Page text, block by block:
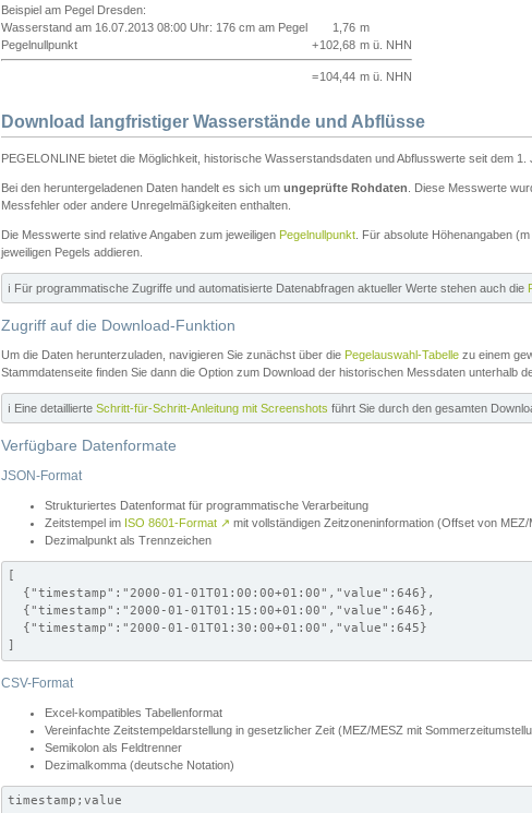
Beispiel am Pegel Dresden:
Wasserstand am 16.07.2013 08:00 Uhr: 176 cm am Pegel
1,76 m
Pegelnullpunkt
+102,68 m ü. NHN
=104,44 m ü. NHN
Download langfristiger Wasserstände und Abflüsse
PEGELONLINE bietet die Möglichkeit, historische Wasserstandsdaten und Abflusswerte seit dem 1.
Bei den heruntergeladenen Daten handelt es sich um ungeprüfte Rohdaten . Diese Messwerte
Messfehler oder andere Unregelmäßigkeiten enthalten.
Die Messwerte sind relative Angaben zum jeweiligen Pegelnullpunkt . Für absolute Höhenangaben
jeweiligen Pegels addieren.
ℹ️ Für programmatische Zugriffe und automatisierte Datenabfragen aktueller Werte stehen auch die
Zugriff auf die Download-Funktion
Um die Daten herunterzuladen, navigieren Sie zunächst über die Pegelauswahl-Tabelle zu einem
Stammdatenseite finden Sie dann die Option zum Download der historischen Messdaten unterhalb
ℹ️ Eine detaillierte Schritt-für-Schritt-Anleitung mit Screenshots führt Sie durch den gesamten
Verfügbare Datenformate
JSON-Format
Strukturiertes Datenformat für programmatische Verarbeitung
Zeitstempel im ISO 8601-Format ↗ mit vollständigen Zeitzoneninformation (Offset von
Dezimalpunkt als Trennzeichen
[
  {"timestamp":"2000-01-01T01:00:00+01:00","value":646},
  {"timestamp":"2000-01-01T01:15:00+01:00","value":646},
  {"timestamp":"2000-01-01T01:30:00+01:00","value":645}
]
CSV-Format
Excel-kompatibles Tabellenformat
Vereinfachte Zeitstempeldarstellung in gesetzlicher Zeit (MEZ/MESZ mit
Semikolon als Feldtrenner
Dezimalkomma (deutsche Notation)
timestamp;value